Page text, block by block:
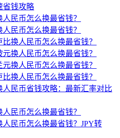
省钱攻略
民币怎么换最省钱？
民币怎么换最省钱？
比换人民币怎么换最省钱？
元换人民币怎么换最省钱？
元换人民币怎么换最省钱？
比换人民币怎么换最省钱？
人民币省钱攻略：最新汇率对比
民币怎么换最省钱？
人民币怎么换最省钱？JPY转